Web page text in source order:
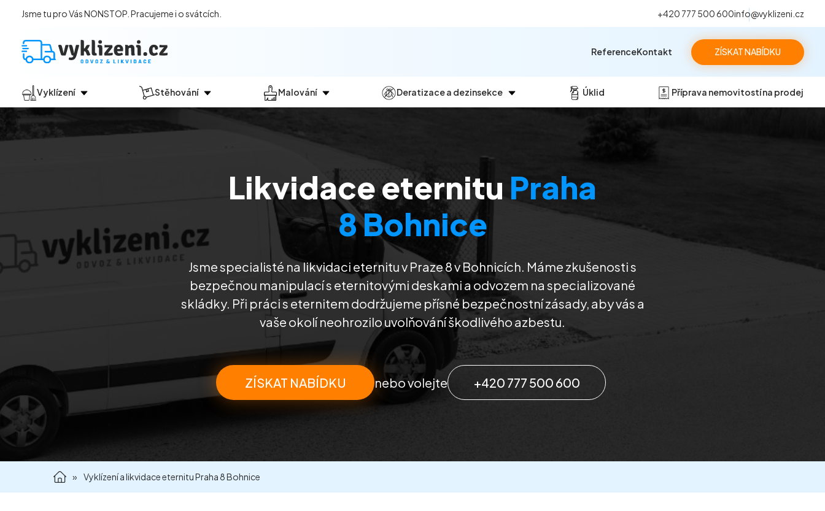
Jsme tu pro Vás NONSTOP. Pracujeme i o svátcích. +420 777 500 600info@vyklizeni.cz
ZÍSKAT NABÍDKU
Vyklízení
Jak vyklízení probíhá?
Vyklízení sklepů a garáží
Vyklízení zahrad
Stěhování Malování
Malování kanceláří
Malování komerčních prostor
Deratizace a dezinsekce
Dezinsekce
Úklid Příprava nemovitostí na prodej
ReferenceKontakt
Likvidace eternitu Praha
8 Bohnice
Jsme specialisté na likvidaci eternitu v Praze 8 v Bohnicích. Máme zkušenosti s
bezpečnou manipulací s eternitovými deskami a odvozem na specializované
skládky. Při práci s eternitem dodržujeme přísné bezpečnostní zásady, aby vás a
vaše okolí neohrozilo uvolňování škodlivého azbestu.
ZÍSKAT NABÍDKU nebo volejte +420 777 500 600
» Vyklízení a likvidace eternitu Praha 8 Bohnice